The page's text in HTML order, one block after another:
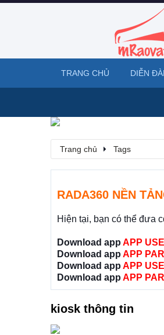
Trang chủ Tags
RADA360 NỀN
Hiện tại, bạn có thể đưa
Download app APP
Download app APP
Download app APP
Download app APP
kiosk thông tin
TRANG CHỦ DIỄN